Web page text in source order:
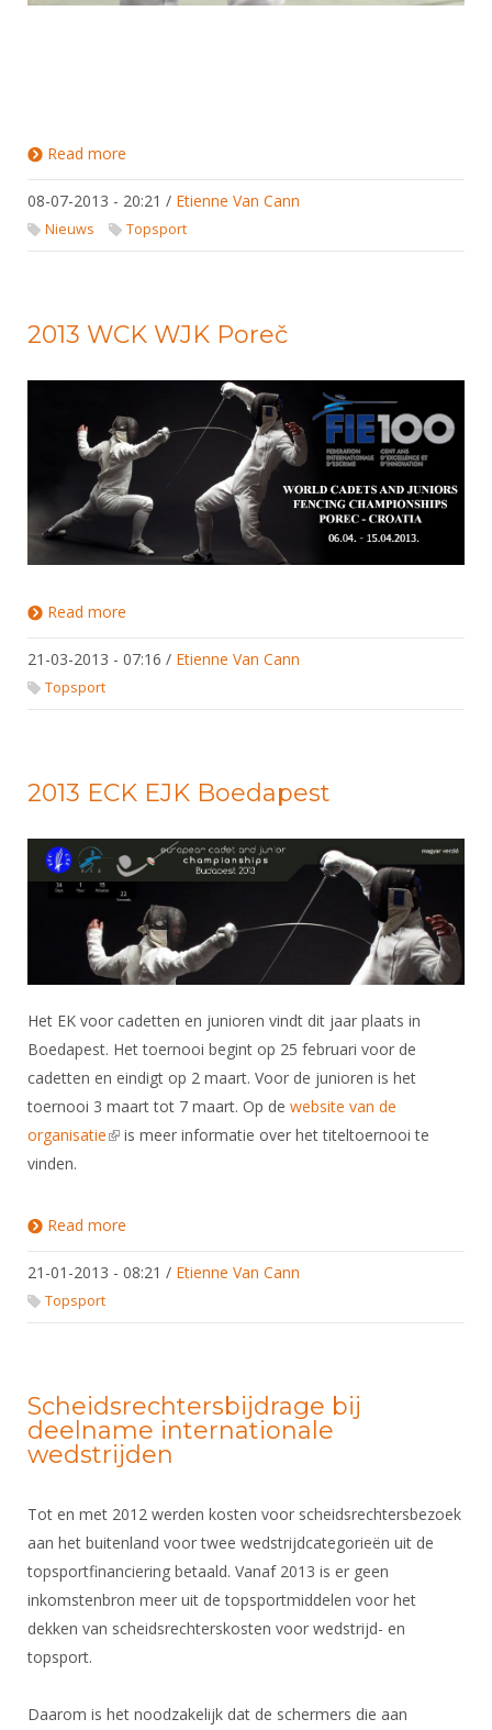
Read more
08-07-2013 - 20:21 / Etienne Van Cann
Nieuws Topsport
2013 WCK WJK Poreč
Read more
21-03-2013 - 07:16 / Etienne Van Cann
Topsport
2013 ECK EJK Boedapest
Het EK voor cadetten en junioren vindt dit jaar plaats in
Boedapest. Het toernooi begint op 25 februari voor de
cadetten en eindigt op 2 maart. Voor de junioren is het
toernooi 3 maart tot 7 maart. Op de website van de
organisatie(link is external)
is meer informatie over het titeltoernooi te
vinden.
Read more
21-01-2013 - 08:21 / Etienne Van Cann
Topsport
Scheidsrechtersbijdrage bij
deelname internationale
wedstrijden
Tot en met 2012 werden kosten voor scheidsrechtersbezoek
aan het buitenland voor twee wedstrijdcategorieën uit de
topsportfinanciering betaald. Vanaf 2013 is er geen
inkomstenbron meer uit de topsportmiddelen voor het
dekken van scheidsrechterskosten voor wedstrijd- en
topsport.
Daarom is het noodzakelijk dat de schermers die aan